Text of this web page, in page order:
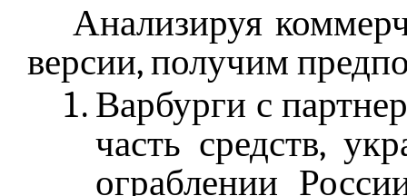
Анализируя
версии, получим
Варбурги с
часть средств,
ограблении